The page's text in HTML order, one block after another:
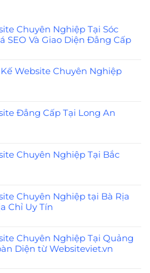
Chuyên Nghiệp Tại Sóc
SEO Và Giao Diện Đẳng Cấp
Website Chuyên Nghiệp
Đẳng Cấp Tại Long An
Chuyên Nghiệp Tại Bắc
Chuyên Nghiệp tại Bà Rịa
Chỉ Uy Tín
Chuyên Nghiệp Tại Quảng
Diện từ Websiteviet.vn